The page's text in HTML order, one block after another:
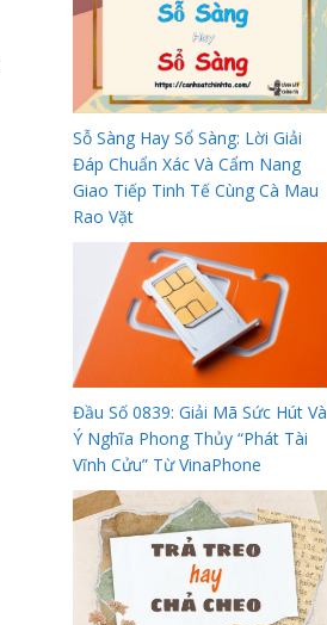
Sỗ Sàng Hay Sổ Sàng: Lời Giải
Đáp Chuẩn Xác Và Cẩm Nang
Giao Tiếp Tinh Tế Cùng Cà Mau
Rao Vặt
Đầu Số 0839: Giải Mã Sức Hút Và
Ý Nghĩa Phong Thủy “Phát Tài
Vĩnh Cửu” Từ VinaPhone